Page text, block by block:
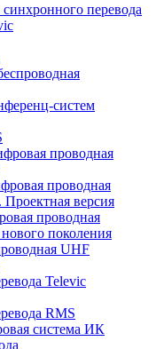
перевода
систем
проводная
проводная
версия
проводная
поколения
UHF
Televic
RMS
система ИК